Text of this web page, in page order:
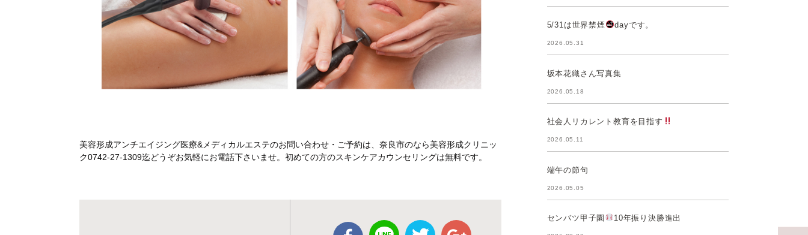
美容形成アンチエイジング医療&メディカルエステのお問い合わせ・ご予約は、奈良市のなら美容形成クリニッ
ク0742-27-1309迄どうぞお気軽にお電話下さいませ。初めての方のスキンケアカウンセリングは無料です。
5/31は世界禁煙 dayです。
2026.05.31
坂本花織さん写真集
2026.05.18
社会人リカレント教育を目指す
2026.05.11
端午の節句
2026.05.05
センバツ甲子園 10年振り決勝進出